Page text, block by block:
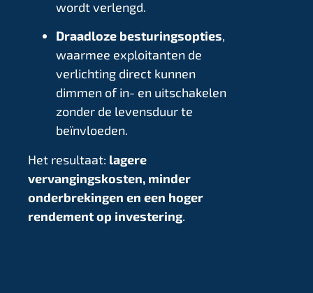
wordt verlengd.
Draadloze besturingsopties,
waarmee exploitanten de
verlichting direct kunnen
dimmen of in- en uitschakelen
zonder de levensduur te
beïnvloeden.
Het resultaat: lagere
vervangingskosten, minder
onderbrekingen en een hoger
rendement op investering.